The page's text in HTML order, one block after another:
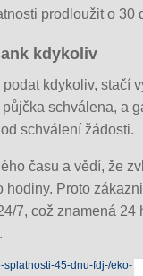
prodloužit o 30
kdykoliv
podat kdykoliv, stačí
schválena, a
schválení žádosti.
času a vědí, že
hodiny. Proto
7, což znamená 24
splatnosti-45-dnu-fdj-/eko-